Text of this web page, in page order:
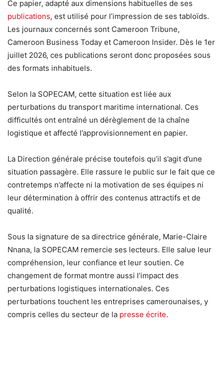
Ce papier, adapté aux dimensions habituelles de ses
publications, est utilisé pour l’impression de ses tabloïds.
Les journaux concernés sont Cameroon Tribune,
Cameroon Business Today et Cameroon Insider. Dès le 1er
juillet 2026, ces publications seront donc proposées sous
des formats inhabituels.
Selon la SOPECAM, cette situation est liée aux
perturbations du transport maritime international. Ces
difficultés ont entraîné un dérèglement de la chaîne
logistique et affecté l’approvisionnement en papier.
La Direction générale précise toutefois qu’il s’agit d’une
situation passagère. Elle rassure le public sur le fait que ce
contretemps n’affecte ni la motivation de ses équipes ni
leur détermination à offrir des contenus attractifs et de
qualité.
Sous la signature de sa directrice générale, Marie-Claire
Nnana, la SOPECAM remercie ses lecteurs. Elle salue leur
compréhension, leur confiance et leur soutien. Ce
changement de format montre aussi l’impact des
perturbations logistiques internationales. Ces
perturbations touchent les entreprises camerounaises, y
compris celles du secteur de la presse écrite.